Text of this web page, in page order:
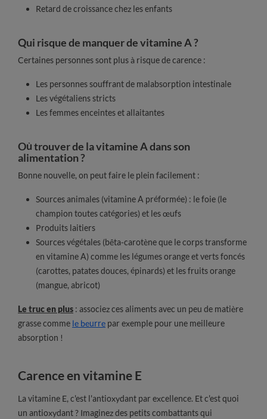
Retard de croissance chez les enfants
Qui risque de manquer de vitamine A ?
Certaines personnes sont plus à risque de carence :
Les personnes souffrant de malabsorption intestinale
Les végétaliens stricts
Les femmes enceintes et allaitantes
Où trouver de la vitamine A dans son
alimentation ?
Bonne nouvelle, on peut faire le plein facilement :
Sources animales (vitamine A préformée) : le foie (le
champion toutes catégories) et les œufs
Produits laitiers
Sources végétales (bêta-carotène que le corps transforme
en vitamine A) comme les légumes orange et verts foncés
(carottes, patates douces, épinards) et les fruits orange
(mangue, abricot)
Le truc en plus : associez ces aliments avec un peu de matière
grasse comme le beurre par exemple pour une meilleure
absorption !
Carence en vitamine E
La vitamine E, c'est l'antioxydant par excellence. Et c'est quoi
un antioxydant ? Imaginez des petits combattants qui